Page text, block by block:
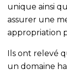
unique ainsi
assurer une
appropriation
Ils ont relevé
un domaine